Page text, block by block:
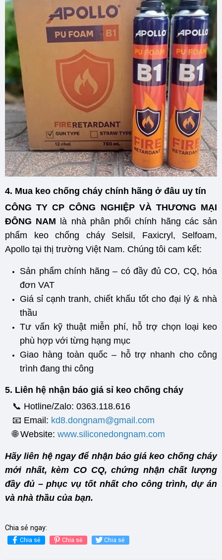
4. Mua keo chống cháy chính hãng ở đâu uy tín
CÔNG TY CP CÔNG NGHIỆP VÀ THƯƠNG MẠI
ĐÔNG NAM là nhà phân phối chính hãng các sản
phẩm keo chống cháy Selsil, Faxicryl, Selfoam,
Apollo tại thị trường Việt Nam. Chúng tôi cam kết:
Sản phẩm chính hãng – có đầy đủ CO, CQ, hóa
đơn VAT
Giá sỉ cạnh tranh, chiết khấu tốt cho đại lý & nhà
thầu
Tư vấn kỹ thuật miễn phí, hỗ trợ chọn loại keo
phù hợp với từng hạng mục
Giao hàng toàn quốc – hỗ trợ nhanh cho công
trình đang thi công
5. Liên hệ nhận báo giá sỉ keo chống cháy
📞 Hotline/Zalo: 0363.118.616
📧 Email: kd8.dongnam@gmail.com
🌐 Website: www.siliconedongnam.com
Hãy liên hệ ngay để nhận báo giá keo chống cháy
mới nhất, kèm CO CQ, chứng nhận chất lượng
đầy đủ – phục vụ tốt nhất cho công trình, dự án
và nhà thầu của bạn.
Chia sẻ ngay:
Chia sẻ Chia sẻ Chia sẻ